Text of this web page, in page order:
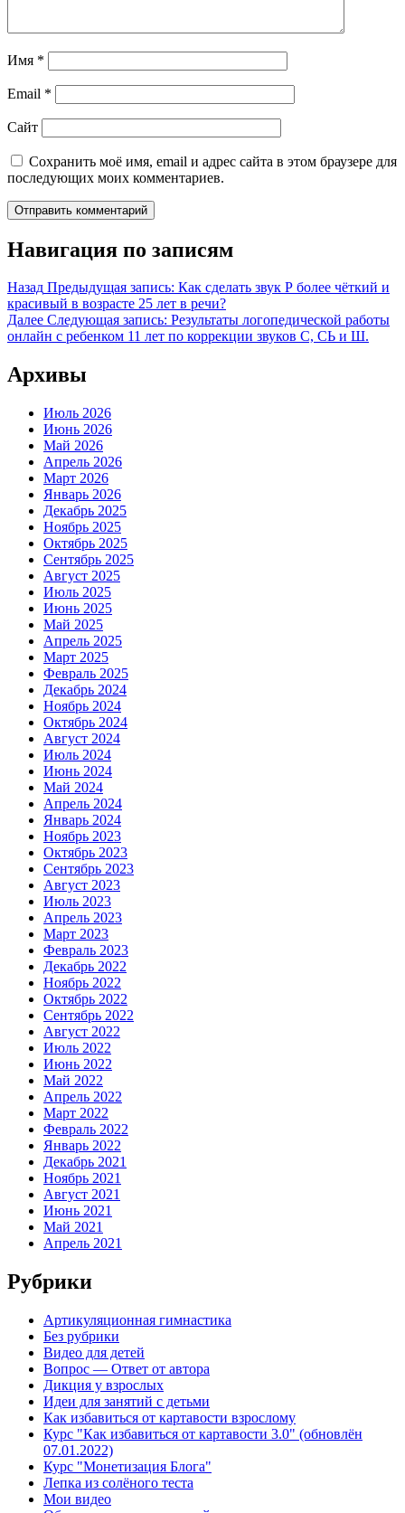
Имя *
Email *
Сайт
Сохранить моё имя, email и адрес сайта в этом браузере для
последующих моих комментариев.
Навигация по записям
Назад Предыдущая запись: Как сделать звук Р более чёткий и
красивый в возрасте 25 лет в речи?
Далее Следующая запись: Результаты логопедической работы
онлайн с ребенком 11 лет по коррекции звуков С, СЬ и Ш.
Архивы
Июль 2026
Июнь 2026
Май 2026
Апрель 2026
Март 2026
Январь 2026
Декабрь 2025
Ноябрь 2025
Октябрь 2025
Сентябрь 2025
Август 2025
Июль 2025
Июнь 2025
Май 2025
Апрель 2025
Март 2025
Февраль 2025
Декабрь 2024
Ноябрь 2024
Октябрь 2024
Август 2024
Июль 2024
Июнь 2024
Май 2024
Апрель 2024
Январь 2024
Ноябрь 2023
Октябрь 2023
Сентябрь 2023
Август 2023
Июль 2023
Апрель 2023
Март 2023
Февраль 2023
Декабрь 2022
Ноябрь 2022
Октябрь 2022
Сентябрь 2022
Август 2022
Июль 2022
Июнь 2022
Май 2022
Апрель 2022
Март 2022
Февраль 2022
Январь 2022
Декабрь 2021
Ноябрь 2021
Август 2021
Июнь 2021
Май 2021
Апрель 2021
Рубрики
Артикуляционная гимнастика
Без рубрики
Видео для детей
Вопрос — Ответ от автора
Дикция у взрослых
Идеи для занятий с детьми
Как избавиться от картавости взрослому
Курс "Как избавиться от картавости 3.0" (обновлён
07.01.2022)
Курс "Монетизация Блога"
Лепка из солёного теста
Мои видео